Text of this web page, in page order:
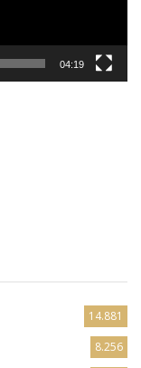
04:19
14.881
8.256